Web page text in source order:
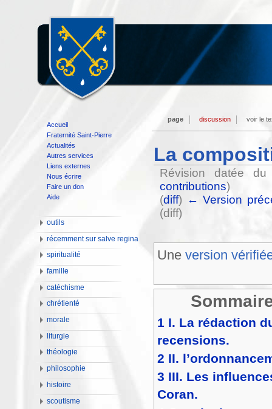
La
Révision datée
contributions)
(diff)
← Version
(diff)
Une version
1 I. La rédaction
recensions.
2 II.
3 III. Les
Coran.
page discussion voir le
Accueil
Fraternité Saint-Pierre
Actualités
Autres services
Liens externes
Nous écrire
Faire un don
Aide
outils
récemment sur salve regina
spiritualité
famille
catéchisme
chrétienté
morale
liturgie
théologie
philosophie
histoire
scoutisme